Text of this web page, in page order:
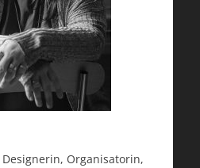
Organisatorin,